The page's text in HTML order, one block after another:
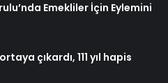
Emekliler İçin Eylemini
çıkardı, 111 yıl hapis